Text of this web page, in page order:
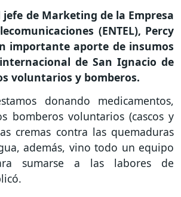
de Marketing de la Empresa
(ENTEL), Percy
importante aporte de insumos
de San Ignacio de
voluntarios y bomberos.
donando medicamentos,
bomberos voluntarios (cascos y
cremas contra las quemaduras
además, vino todo un equipo
sumarse a las labores de